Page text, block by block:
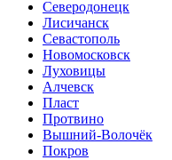
Северодонецк
Лисичанск
Севастополь
Новомосковск
Луховицы
Алчевск
Пласт
Протвино
Вышний-Волочёк
Покров